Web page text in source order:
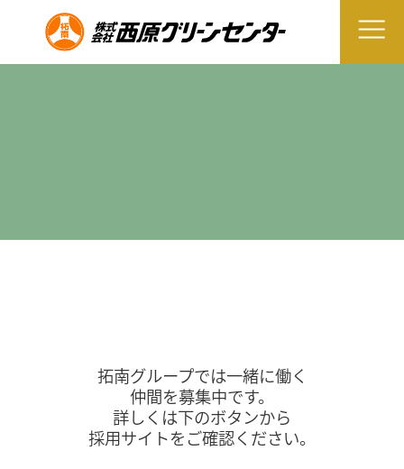
拓南グループでは一緒に働く
仲間を募集中です。
詳しくは下のボタンから
採用サイトをご確認ください。